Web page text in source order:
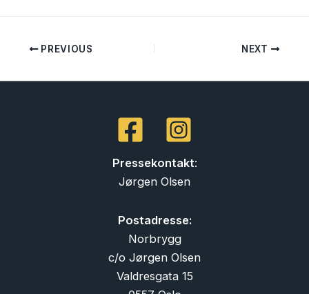
PREVIOUS NEXT
Pressekontakt:
Jørgen Olsen
Postadresse:
Norbrygg
c/o Jørgen Olsen
Valdresgata 15